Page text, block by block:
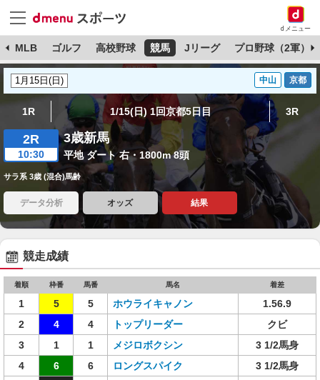
dメニュー
MLB ゴルフ 高校野球 競馬 Jリーグ プロ野球（2軍）
中山 京都
1R 1/15(日) 1回京都5日目 3R
2R
10:30
3歳新馬
平地 ダート 右・1800m 8頭
サラ系 3歳 (混合)馬齢
データ分析 オッズ 結果
競走成績
着順 枠番 馬番 馬名 着差
1 5 5 ホウライキャノン
1.56.9
2
4 4 トップリーダー
クビ
3
1 1 メジロボクシン
3 1/2馬身
4
6 6 ロングスパイク
3 1/2馬身